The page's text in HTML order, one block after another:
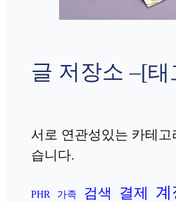
글 저장소 –[태
서로 연관성있는 카테
습니다.
PHR 가족 검색 결제 계